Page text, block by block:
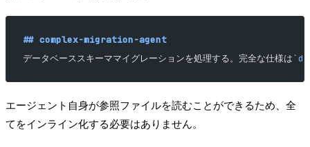
## complex-migration-agent
データベーススキーママイグレーションを処理する。完全な仕様は
エージェント自身が参照ファイルを読むことができるため、全
てをインライン化する必要はありません。